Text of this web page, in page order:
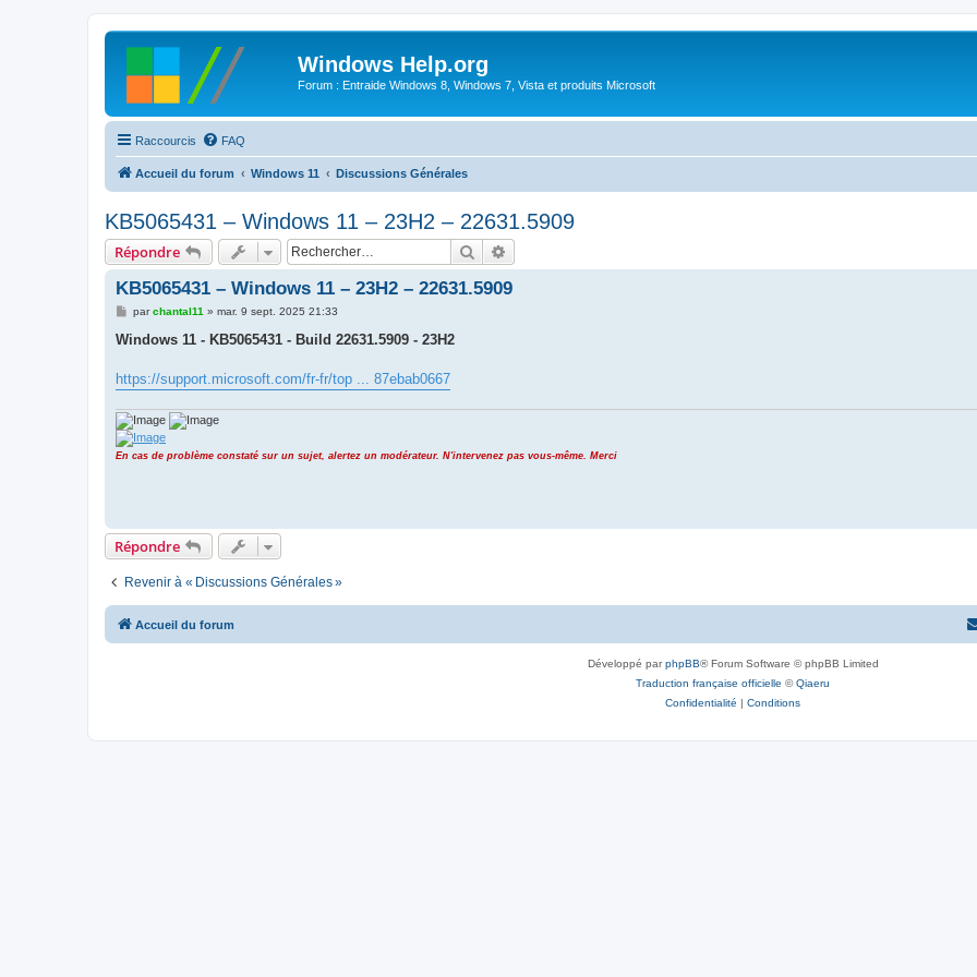
Windows Help.org
Forum : Entraide Windows 8, Windows 7, Vista et produits Microsoft
Raccourcis FAQ
Accueil du forum Windows 11 Discussions Générales
KB5065431 – Windows 11 – 23H2 – 22631.5909
Répondre Rechercher
KB5065431 – Windows 11 – 23H2 – 22631.5909
M
s
g
e
parchantal11 » mar. 9 sept. 2025 21:33
Windows 11 - KB5065431 - Build 22631.5909 - 23H2
https://support.microsoft.com/fr-fr/top ... 87ebab0667
En cas de problème constaté sur un sujet, alertez un modérateur. N'intervenez pas vous-même. Merci
Répondre
Revenir à « Discussions Générales »
Accueil du forum
Développé parphpBB® Forum Software © phpBB Limited
Traduction française officielle ©Qiaeru
Confidentialité | Conditions